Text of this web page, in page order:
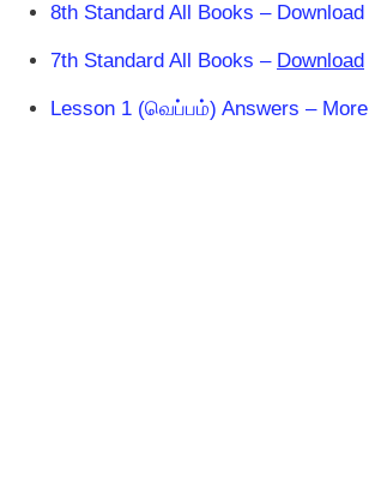
8th Standard All Books – Download
7th Standard All Books – Download
Lesson 1 (வெப்பம்) Answers – More